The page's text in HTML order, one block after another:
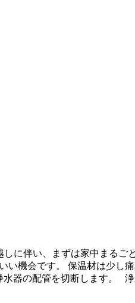
に伴い、まずは家中まる
い機会です。 保温材は少
器の配管を切断します。 浄